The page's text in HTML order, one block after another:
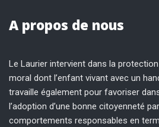
A propos de nous
Le Laurier intervient dans la
moral dont l’enfant vivant avec un
travaille également pour favoriser
l’adoption d’une bonne citoyenneté
comportements responsables en